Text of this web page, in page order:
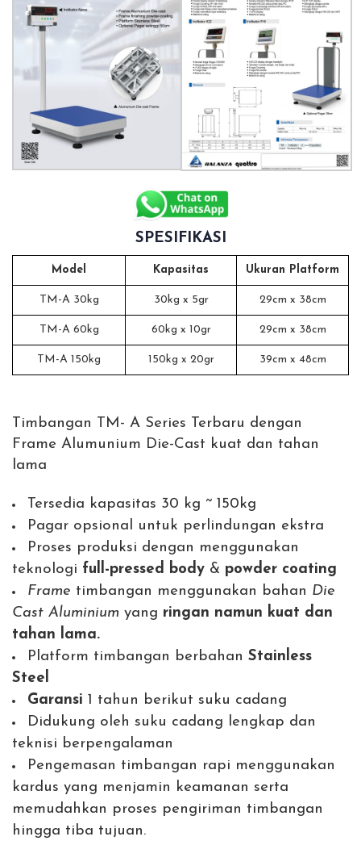
SPESIFIKASI
Model Kapasitas Ukuran Platform
TM-A 30kg 30kg x 5gr 29cm x 38cm
TM-A 60kg 60kg x 10gr 29cm x 38cm
TM-A 150kg 150kg x 20gr 39cm x 48cm
Timbangan TM- A Series Terbaru dengan
Frame Alumunium Die-Cast kuat dan tahan
lama
Tersedia kapasitas 30 kg ~ 150kg
Pagar opsional untuk perlindungan ekstra
Proses produksi dengan menggunakan
teknologi full-pressed body & powder coating
Frame timbangan menggunakan bahan Die
Cast Aluminium yang ringan namun kuat dan
tahan lama.
Platform timbangan berbahan Stainless
Steel
Garansi 1 tahun berikut suku cadang
Didukung oleh suku cadang lengkap dan
teknisi berpengalaman
Pengemasan timbangan rapi menggunakan
kardus yang menjamin keamanan serta
memudahkan proses pengiriman timbangan
hingga tiba tujuan.